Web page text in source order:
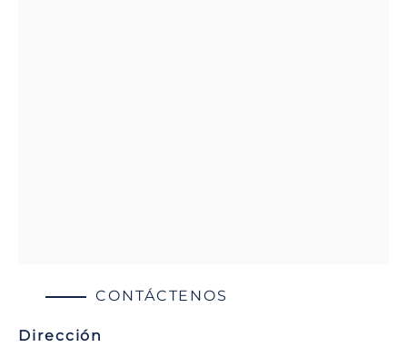
CONTÁCTENOS
Dirección